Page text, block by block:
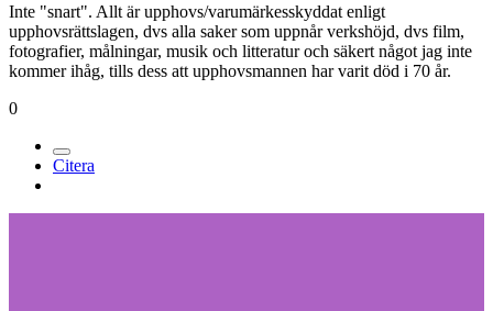
Inte "snart". Allt är upphovs/varumärkesskyddat enligt
upphovsrättslagen, dvs alla saker som uppnår verkshöjd, dvs film,
fotografier, målningar, musik och litteratur och säkert något jag inte
kommer ihåg, tills dess att upphovsmannen har varit död i 70 år.
0
Citera